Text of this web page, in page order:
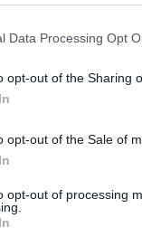
Data Processing Opt
opt-out of the Sharing
opt-out of the Sale of
opt-out of processing
és Alistair